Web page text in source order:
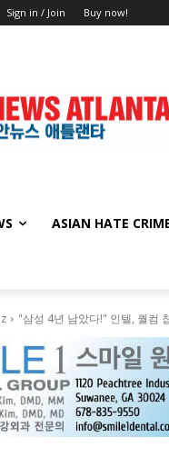
Sign in / Join Buy now!
ASIAN HATE
"삼성 4년 남았다!" 인텔, 퀄컴